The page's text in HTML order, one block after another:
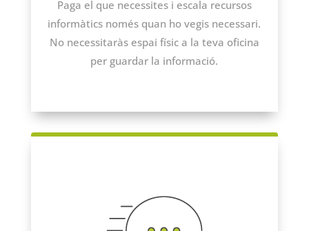
Paga el que necessites i escala recursos
informàtics només quan ho vegis necessari.
No necessitaràs espai físic a la teva oficina
per guardar la informació.